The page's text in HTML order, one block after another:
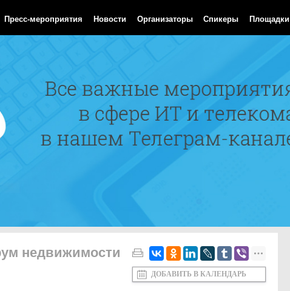
Пресс-мероприятия Новости Организаторы Спикеры Площадки
недвижимости
ДОБАВИТЬ В КАЛЕНДАРЬ